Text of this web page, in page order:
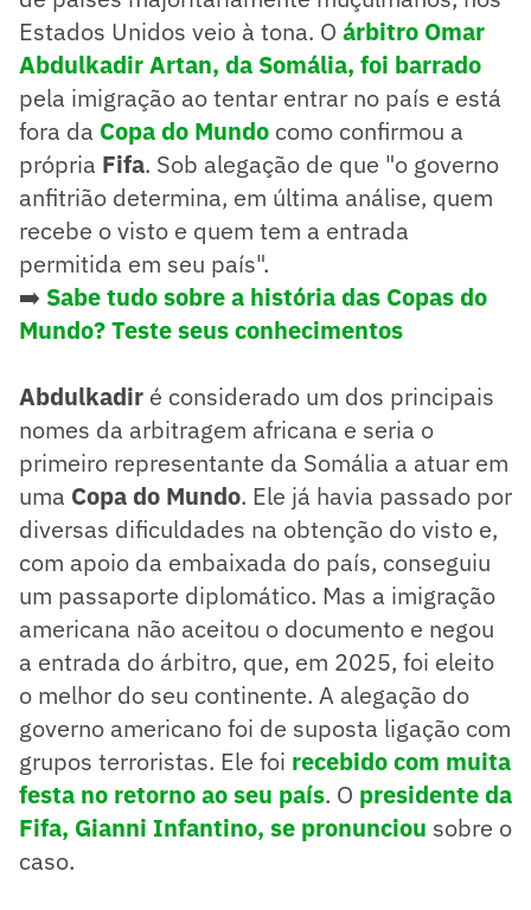
Estados Unidos veio à tona. O árbitro Omar
Abdulkadir Artan, da Somália, foi barrado
pela imigração ao tentar entrar no país e está
fora da Copa do Mundo como confirmou a
própria Fifa. Sob alegação de que "o governo
anfitrião determina, em última análise, quem
recebe o visto e quem tem a entrada
permitida em seu país".
➡️ Sabe tudo sobre a história das Copas do
Mundo? Teste seus conhecimentos
Abdulkadir é considerado um dos principais
nomes da arbitragem africana e seria o
primeiro representante da Somália a atuar em
uma Copa do Mundo. Ele já havia passado por
diversas dificuldades na obtenção do visto e,
com apoio da embaixada do país, conseguiu
um passaporte diplomático. Mas a imigração
americana não aceitou o documento e negou
a entrada do árbitro, que, em 2025, foi eleito
o melhor do seu continente. A alegação do
governo americano foi de suposta ligação com
grupos terroristas. Ele foi recebido com muita
festa no retorno ao seu país. O presidente da
Fifa, Gianni Infantino, se pronunciou sobre o
caso.